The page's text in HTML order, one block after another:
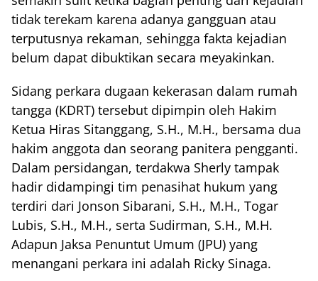
tidak terekam karena adanya gangguan atau
terputusnya rekaman, sehingga fakta kejadian
belum dapat dibuktikan secara meyakinkan.
Sidang perkara dugaan kekerasan dalam rumah
tangga (KDRT) tersebut dipimpin oleh Hakim
Ketua Hiras Sitanggang, S.H., M.H., bersama dua
hakim anggota dan seorang panitera pengganti.
Dalam persidangan, terdakwa Sherly tampak
hadir didampingi tim penasihat hukum yang
terdiri dari Jonson Sibarani, S.H., M.H., Togar
Lubis, S.H., M.H., serta Sudirman, S.H., M.H.
Adapun Jaksa Penuntut Umum (JPU) yang
menangani perkara ini adalah Ricky Sinaga.